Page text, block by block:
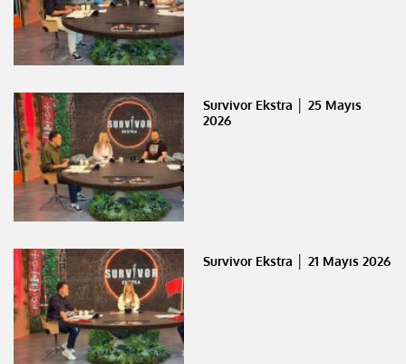
Survivor Ekstra │ 25 Mayıs
2026
Survivor Ekstra │ 21 Mayıs 2026